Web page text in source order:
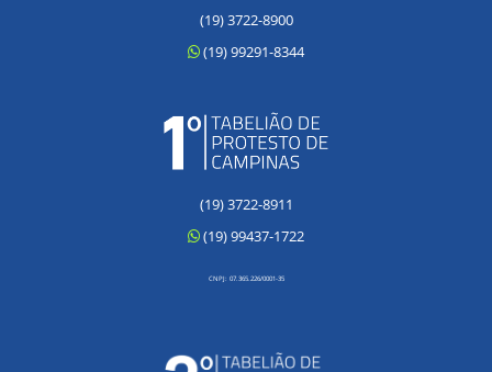
(19) 3722-8900
(19) 99291-8344
(19) 3722-8911
(19) 99437-1722
CNPJ: 07.365.226/0001-35